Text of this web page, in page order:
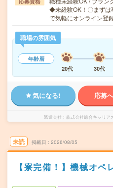
◆未経験OK！〇まずは
で気軽にオンライン
職場の雰囲気
年齢層
20代
30代
気になる! 応募
派遣会社 株式会社綜合キャリア
未読 掲載日 2026/08/05
【寮完備！】機械オ